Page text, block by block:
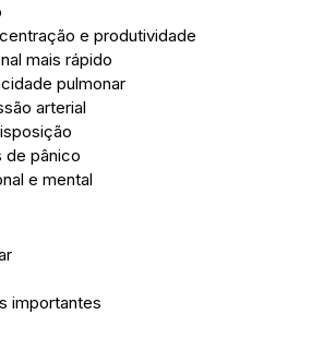
e produtividade
mais rápido
pulmonar
arterial
de pânico
e mental
importantes